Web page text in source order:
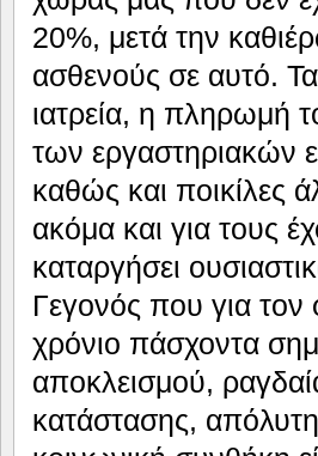
20%, μετά την
ασθενούς σε αυτό.
ιατρεία, η πληρωμή
των εργαστηριακών
καθώς και ποικίλες
ακόμα και για τους
καταργήσει
Γεγονός που για τον
χρόνιο πάσχοντα
αποκλεισμού,
κατάστασης,